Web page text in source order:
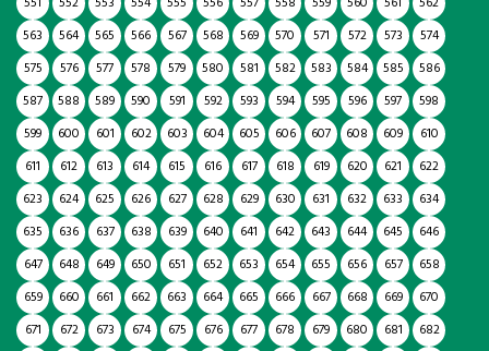
563
564 565 566 567 568 569 570 571 572 573
574
575
576 577 578 579 580 581 582 583 584 585
586
587
588 589 590 591 592 593 594 595 596 597
598
599
600 601 602 603 604 605 606 607 608 609
610
611
612 613 614 615 616 617 618 619 620 621
622
623
624 625 626 627 628 629 630 631 632 633
634
635
636 637 638 639 640 641 642 643 644 645
646
647
648 649 650 651 652 653 654 655 656 657
658
659
660 661 662 663 664 665 666 667 668 669
670
671
672 673 674 675 676 677 678 679 680 681
682